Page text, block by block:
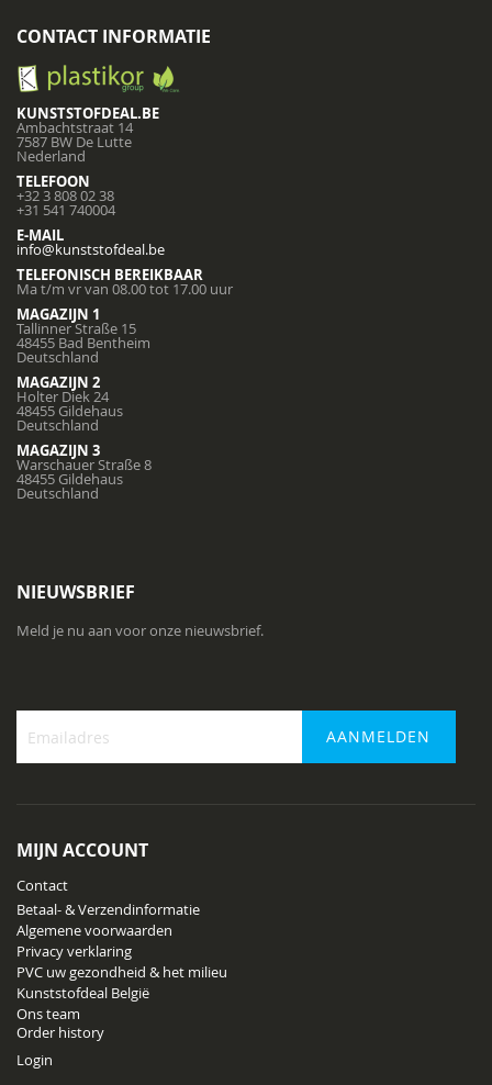
CONTACT INFORMATIE
KUNSTSTOFDEAL.BE
Ambachtstraat 14
7587 BW De Lutte
Nederland
TELEFOON
+32 3 808 02 38
+31 541 740004
E-MAIL
info@kunststofdeal.be
TELEFONISCH BEREIKBAAR
Ma t/m vr van 08.00 tot 17.00 uur
MAGAZIJN 1
Tallinner Straße 15
48455 Bad Bentheim
Deutschland
MAGAZIJN 2
Holter Diek 24
48455 Gildehaus
Deutschland
MAGAZIJN 3
Warschauer Straße 8
48455 Gildehaus
Deutschland
NIEUWSBRIEF
Meld je nu aan voor onze nieuwsbrief.
nieuwsbrief
AANMELDEN
MIJN ACCOUNT
Contact
Betaal- & Verzendinformatie
Algemene voorwaarden
Privacy verklaring
PVC uw gezondheid & het milieu
Kunststofdeal België
Ons team
Order history
Login